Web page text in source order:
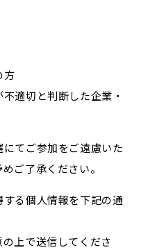
方
適切と判断した企業・
てご参加をご遠慮いた
ご了承ください。
る個人情報を下記の通
上で送信してくださ